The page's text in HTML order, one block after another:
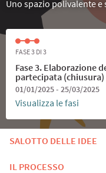
Uno spazio polivalente
FASE 3 DI 3
Fase 3. Elaborazione
partecipata (chiusura)
01/01/2025 - 25/03/2025
Visualizza le fasi
SALOTTO DELLE IDEE
IL PROCESSO